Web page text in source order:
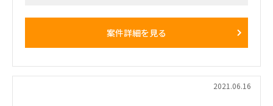
２：ビジネスプラン策定の支援案件詳細を見る
2021.06.16